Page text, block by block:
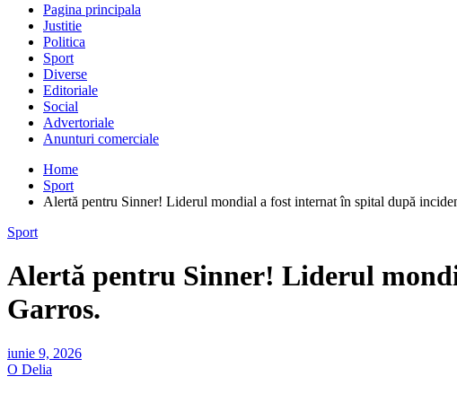
Pagina principala
Justitie
Politica
Sport
Diverse
Editoriale
Social
Advertoriale
Anunturi comerciale
Home
Sport
Alertă pentru Sinner! Liderul mondial a fost internat în spital după
Sport
Alertă pentru Sinner! Liderul
Garros.
iunie 9, 2026
O Delia